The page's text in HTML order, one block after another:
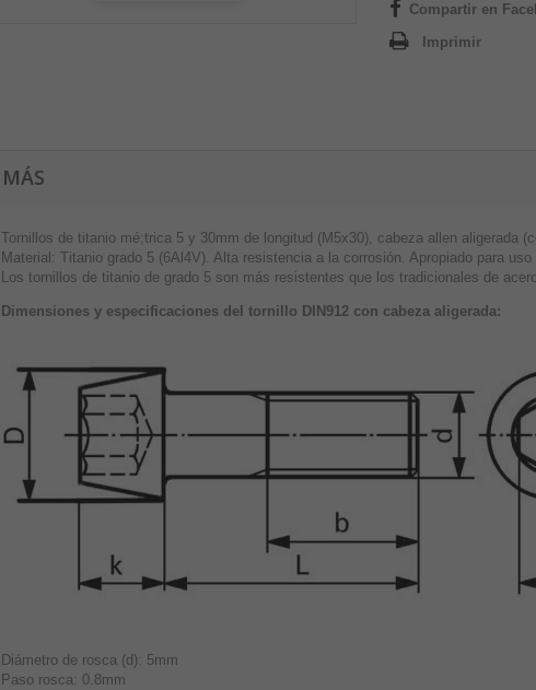
Compartir en
Imprimir
MÁS
Tornillos de titanio mé;trica 5 y 30mm de longitud (M5x30), cabeza allen aligerada
Material: Titanio grado 5 (6Al4V). Alta resistencia a la corrosión. Apropiado para
Los tornillos de titanio de grado 5 son más resistentes que los tradicionales de
Dimensiones y especificaciones del tornillo DIN912 con cabeza aligerada:
Diámetro de rosca (d): 5mm
Paso rosca: 0.8mm